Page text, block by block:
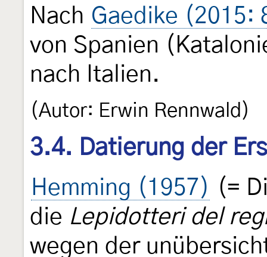
Nach Gaedike (2015:
von Spanien
nach Italien.
(Autor: Erwin Rennwald)
3.4. Datierung der
Hemming (1957) (=
die Lepidotteri del
wegen der